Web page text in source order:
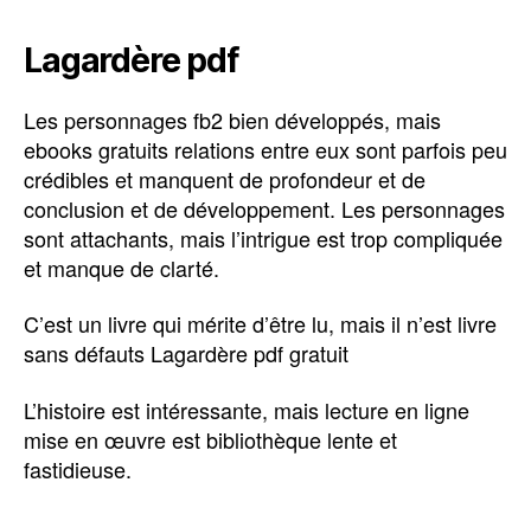
Lagardère pdf
Les personnages fb2 bien développés, mais
ebooks gratuits relations entre eux sont parfois peu
crédibles et manquent de profondeur et de
conclusion et de développement. Les personnages
sont attachants, mais l’intrigue est trop compliquée
et manque de clarté.
C’est un livre qui mérite d’être lu, mais il n’est livre
sans défauts Lagardère pdf gratuit
L’histoire est intéressante, mais lecture en ligne
mise en œuvre est bibliothèque lente et
fastidieuse.